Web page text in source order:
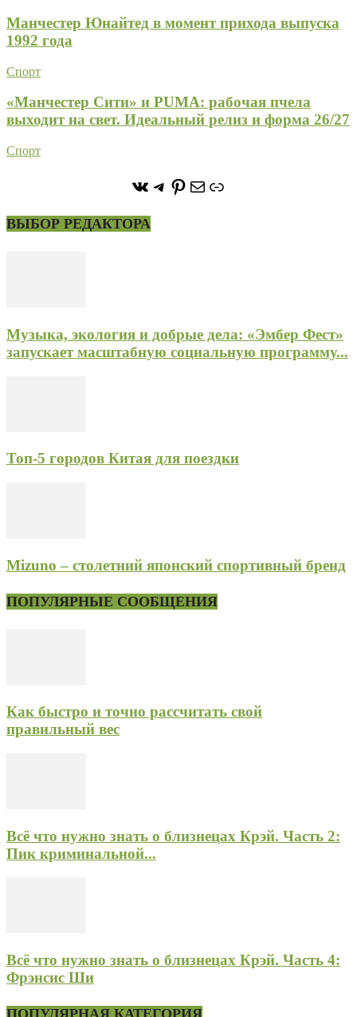
Манчестер Юнайтед в момент прихода выпуска
1992 года
Спорт
«Манчестер Сити» и PUMA: рабочая пчела
выходит на свет. Идеальный релиз и форма 26/27
Спорт
https://vk.com/
https://t.me/stoneforest
https://
ПочтаСсылка
ВЫБОР РЕДАКТОРА
Музыка, экология и добрые дела: «Эмбер Фест»
запускает масштабную социальную программу...
Топ-5 городов Китая для поездки
Mizuno – столетний японский спортивный бренд
ПОПУЛЯРНЫЕ СООБЩЕНИЯ
Как быстро и точно рассчитать свой
правильный вес
Всё что нужно знать о близнецах Крэй. Часть 2:
Пик криминальной...
Всё что нужно знать о близнецах Крэй. Часть 4:
Фрэнсис Ши